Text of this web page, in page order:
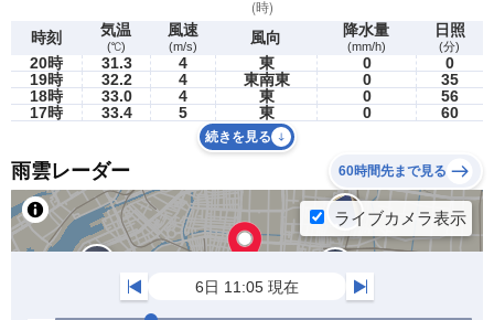
時刻 気温
(℃)
風速
(m/s) 風向 降水量
(mm/h)
日照
(分)
20時 31.3 4 東 0
0
19時
32.2 4 東南東 0
35
18時
33.0 4 東 0
56
17時
33.4 5 東 0 60
続きを見る
雨雲レーダー 60時間先まで見る